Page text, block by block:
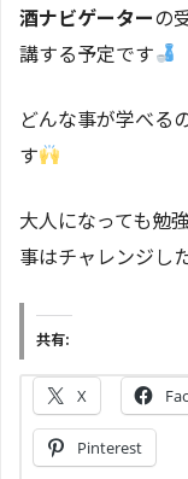
酒ナビゲーターの
講する予定です
どんな事が学べる
す
大人になっても勉
事はチャレンジし
共有:
X
Pinterest